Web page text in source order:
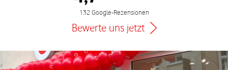
132 Google-Rezensionen
Bewerte uns jetzt